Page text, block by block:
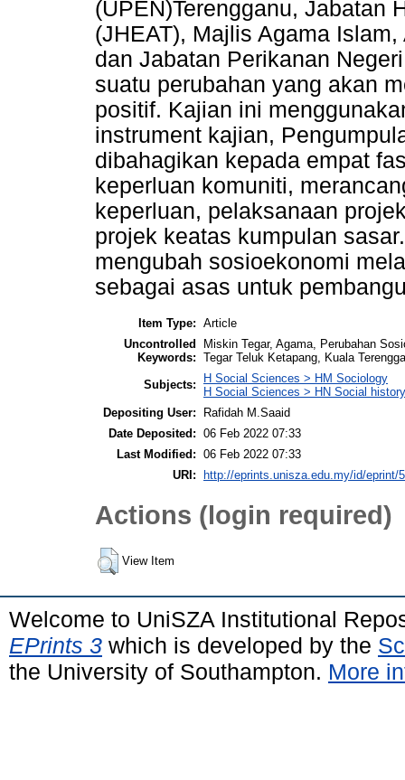
(UPEN)Terengganu, Jabatan
(JHEAT), Majlis Agama
dan Jabatan Perikanan
suatu perubahan yang akan
positif. Kajian ini
instrument kajian,
dibahagikan kepada empat
keperluan komuniti,
keperluan, pelaksanaan
projek keatas kumpulan
mengubah sosioekonomi
sebagai asas untuk
Item Type: Article
Uncontrolled
Keywords:
Miskin Tegar, Agama, Perubahan
Tegar Teluk Ketapang, Kuala
Subjects:
H Social Sciences > HM Sociology
H Social Sciences > HN Social
Depositing User:
Rafidah M.Saaid
Date Deposited: 06 Feb 2022 07:33
Last Modified: 06 Feb 2022 07:33
URI:
http://eprints.unisza.edu.my/id/eprint/
Actions (login required)
View Item
Welcome to UniSZA Institutional
EPrints 3 which is developed by the
the University of Southampton. More